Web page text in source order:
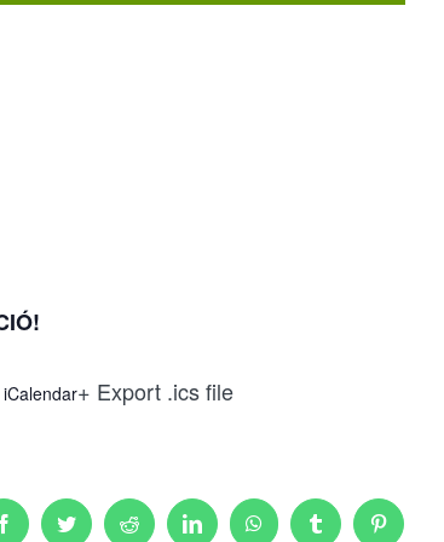
+ Export .ics file
FacebookTwitter Reddit LinkedIn WhatsAppTumblr Pinterest